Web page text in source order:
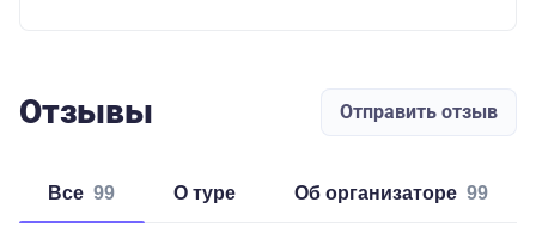
Отзывы Отправить отзыв
Все 99 о туре об организаторе 99